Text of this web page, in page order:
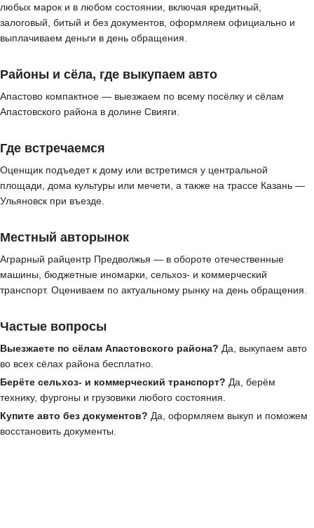
любых марок и в любом состоянии, включая кредитный,
залоговый, битый и без документов, оформляем официально и
выплачиваем деньги в день обращения.
Районы и сёла, где выкупаем авто
Апастово компактное — выезжаем по всему посёлку и сёлам
Апастовского района в долине Свияги.
Где встречаемся
Оценщик подъедет к дому или встретимся у центральной
площади, дома культуры или мечети, а также на трассе Казань —
Ульяновск при въезде.
Местный авторынок
Аграрный райцентр Предволжья — в обороте отечественные
машины, бюджетные иномарки, сельхоз- и коммерческий
транспорт. Оцениваем по актуальному рынку на день обращения.
Частые вопросы
Выезжаете по сёлам Апастовского района? Да, выкупаем авто
во всех сёлах района бесплатно.
Берёте сельхоз- и коммерческий транспорт? Да, берём
технику, фургоны и грузовики любого состояния.
Купите авто без документов? Да, оформляем выкуп и поможем
восстановить документы.